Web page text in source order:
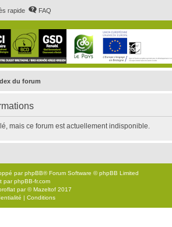
rapide FAQ
du forum
mais ce forum est actuellement indisponible.
parphpBB® Forum Software © phpBB Limited
parphpBB-fr.com
par ©Mazeltof 2017
| Conditions